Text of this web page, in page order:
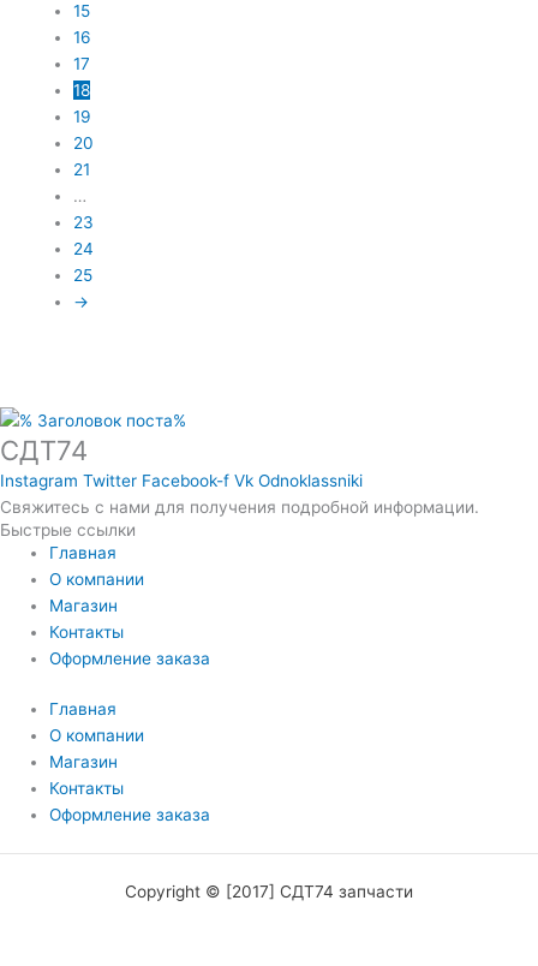
15
16
17
18
19
20
21
…
23
24
25
→
СДТ74
Instagram Twitter Facebook-f Vk Odnoklassniki
Свяжитесь с нами для получения подробной информации.
Быстрые ссылки
Главная
О компании
Магазин
Контакты
Оформление заказа
Главная
О компании
Магазин
Контакты
Оформление заказа
Copyright © [2017] СДТ74 запчасти